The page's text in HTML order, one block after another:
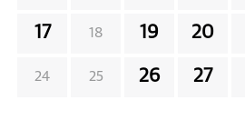
17 18 19 20
24 25 26 27